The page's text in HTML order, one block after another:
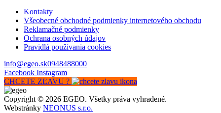
Kontakty
Všeobecné obchodné podmienky internetového obchodu
Reklamačné podmienky
Ochrana osobných údajov
Pravidlá používania cookies
info@egeo.sk0948488000
Facebook Instagram
CHCETE ZĽAVU ?
Copyright © 2026 EGEO. Všetky práva vyhradené.
Webstránky NEONUS s.r.o.